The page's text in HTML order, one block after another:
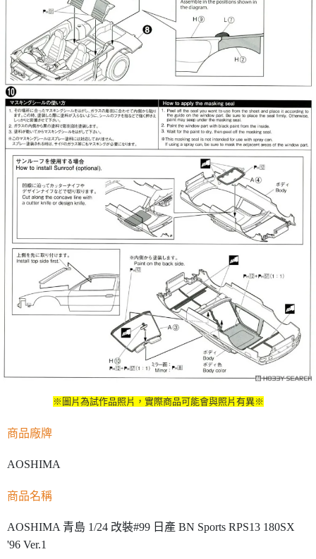
※圖片為試作品照片，實際商品可能會與照片有異※
商品廠牌
AOSHIMA
商品名稱
AOSHIMA 青島 1/24 改裝#99 日產 BN Sports RPS13 180SX
'96 Ver.1